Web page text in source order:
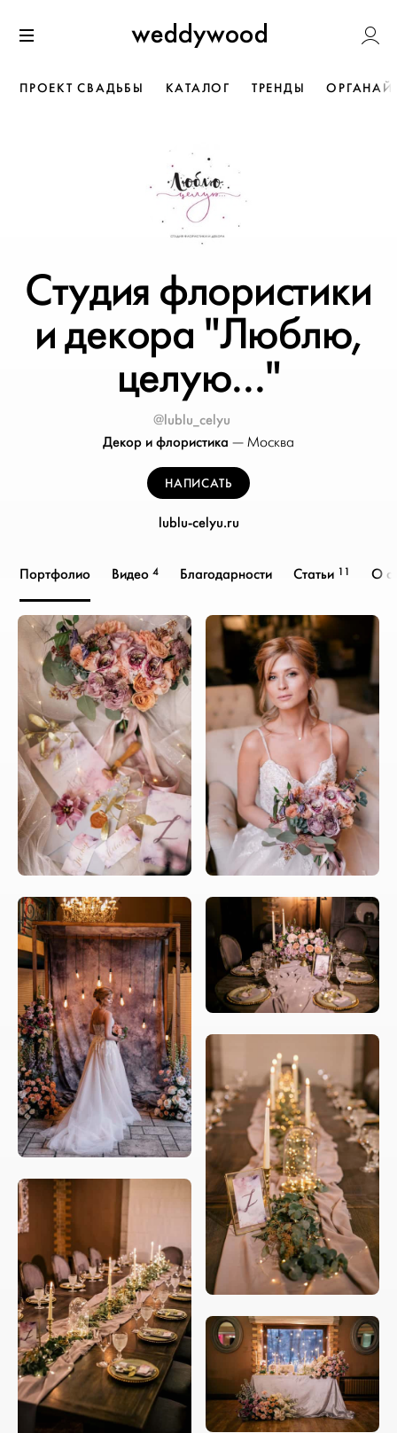
к содержанию
Weddywood
ПРОЕКТ СВАДЬБЫ КАТАЛОГ ТРЕНДЫ
Студия флористики
и декора "Люблю,
целую..."
@lublu_celyu
Декор и флористика — Москва
НАПИСАТЬ
lublu-celyu.ru
Портфолио Видео 4 Благодарности Статьи 11 О